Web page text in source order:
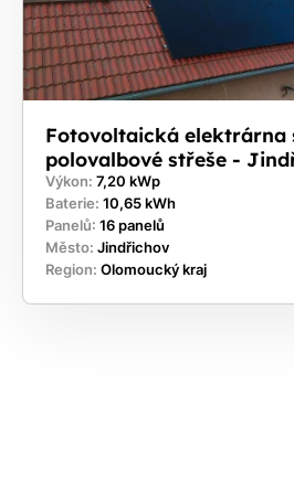
Fotovoltaická elektrárna
polovalbové střeše -
Výkon: 7,20 kWp
Baterie: 10,65 kWh
Panelů: 16 panelů
Město: Jindřichov
Region: Olomoucký kraj